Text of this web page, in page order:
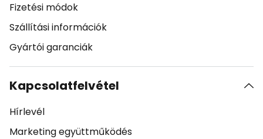
Fizetési módok
Szállítási információk
Gyártói garanciák
Kapcsolatfelvétel
Hírlevél
Marketing együttműködés